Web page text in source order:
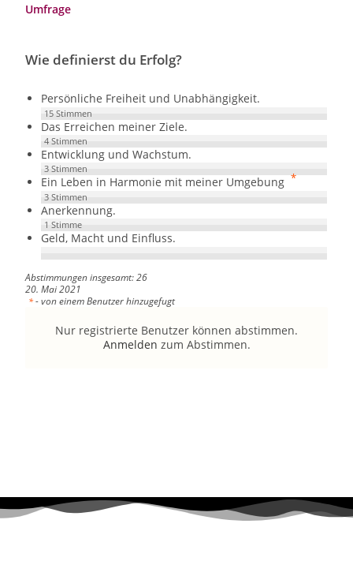
Umfrage
Wie definierst du Erfolg?
Persönliche Freiheit und Unabhängigkeit.
15 Stimmen
Das Erreichen meiner Ziele.
4 Stimmen
Entwicklung und Wachstum.
3 Stimmen
Ein Leben in Harmonie mit meiner Umgebung *
3 Stimmen
Anerkennung.
1 Stimme
Geld, Macht und Einfluss.
Abstimmungen insgesamt: 26
20. Mai 2021
*- von einem Benutzer hinzugefugt
Nur registrierte Benutzer können abstimmen.
Anmelden zum Abstimmen.